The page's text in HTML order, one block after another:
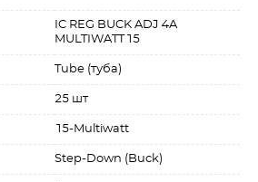
IC REG BUCK ADJ 4A
MULTIWATT15
Tube (туба)
25 шт
15-Multiwatt
Step-Down (Buck)